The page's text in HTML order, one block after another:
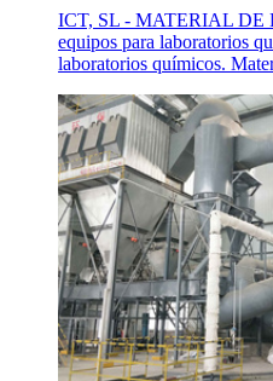
ICT, SL - MATERIAL DE
equipos para laboratorios
laboratorios químicos.